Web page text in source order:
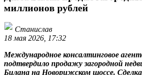
миллионов рублей
Станислав
18 мая 2026, 17:32
Международное консалтинговое
подтвердило продажу загородной
Билана на Новорижском шоссе. Сделка